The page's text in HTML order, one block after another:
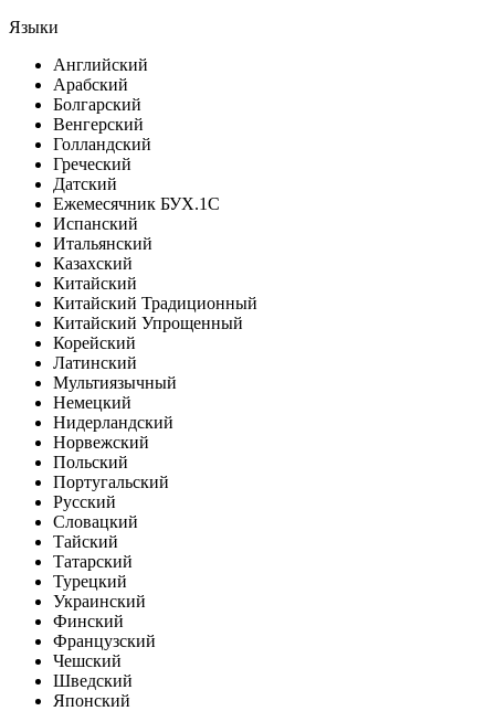
Языки
Английский
Арабский
Болгарский
Венгерский
Голландский
Греческий
Датский
Ежемесячник БУХ.1С
Испанский
Итальянский
Казахский
Китайский
Китайский Традиционный
Китайский Упрощенный
Корейский
Латинский
Мультиязычный
Немецкий
Нидерландский
Норвежский
Польский
Португальский
Русский
Словацкий
Тайский
Татарский
Турецкий
Украинский
Финский
Французский
Чешский
Шведский
Японский